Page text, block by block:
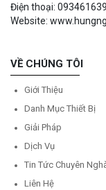
Điện thoại:
Website:
VỀ CHÚNG TÔI
Giới Thiệu
Danh Mục Thiết Bị
Giải Pháp
Dịch Vụ
Tin Tức Chuyên
Liên Hệ